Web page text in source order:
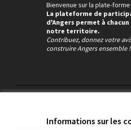
Informations sur les
Bienvenue sur la plate-
La plateforme de
d'Angers permet à
notre territoire.
Contribuez, donnez votre
construire Angers ensemble !